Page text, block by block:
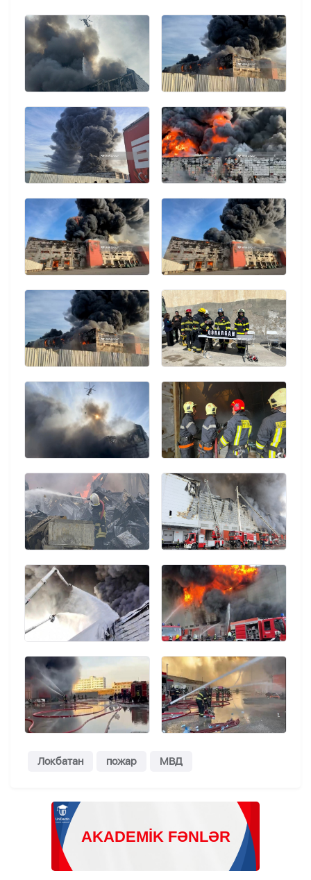
Локбатан пожар МВД